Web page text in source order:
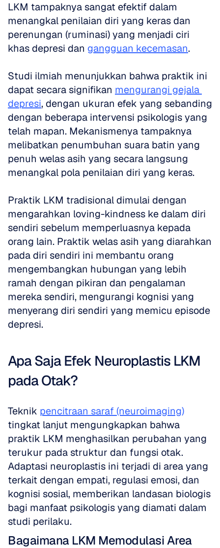
LKM tampaknya sangat efektif dalam
menangkal penilaian diri yang keras dan
perenungan (ruminasi) yang menjadi ciri
khas depresi dan gangguan kecemasan.
Studi ilmiah menunjukkan bahwa praktik ini
dapat secara signifikan mengurangi gejala
depresi, dengan ukuran efek yang sebanding
dengan beberapa intervensi psikologis yang
telah mapan. Mekanismenya tampaknya
melibatkan penumbuhan suara batin yang
penuh welas asih yang secara langsung
menangkal pola penilaian diri yang keras.
Praktik LKM tradisional dimulai dengan
mengarahkan loving-kindness ke dalam diri
sendiri sebelum memperluasnya kepada
orang lain. Praktik welas asih yang diarahkan
pada diri sendiri ini membantu orang
mengembangkan hubungan yang lebih
ramah dengan pikiran dan pengalaman
mereka sendiri, mengurangi kognisi yang
menyerang diri sendiri yang memicu episode
depresi.
Apa Saja Efek Neuroplastis LKM
pada Otak?
Teknik pencitraan saraf (neuroimaging)
tingkat lanjut mengungkapkan bahwa
praktik LKM menghasilkan perubahan yang
terukur pada struktur dan fungsi otak.
Adaptasi neuroplastis ini terjadi di area yang
terkait dengan empati, regulasi emosi, dan
kognisi sosial, memberikan landasan biologis
bagi manfaat psikologis yang diamati dalam
studi perilaku.
Bagaimana LKM Memodulasi Area